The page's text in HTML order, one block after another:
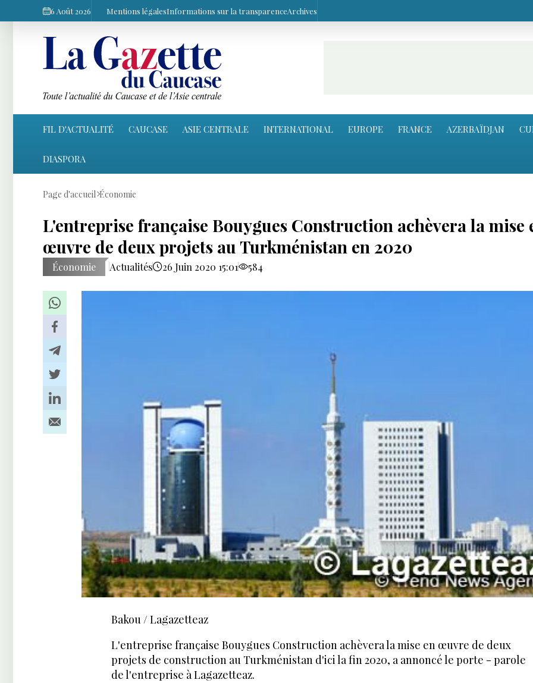
6 Août 2026 Mentions légalesInformations sur la transparenceArchives
FIL D'ACTUALITÉ CAUCASE ASIE CENTRALE INTERNATIONAL EUROPE FRANCE AZERBAÏDJAN
DIASPORA
Page d'accueil Économie
L'entreprise française Bouygues Construction achèvera la mise
œuvre de deux projets au Turkménistan en 2020
Économie Actualités 26 Juin 2020 15:01 584
Bakou / Lagazetteaz
L'entreprise française Bouygues Construction achèvera la mise en œuvre de deux
projets de construction au Turkménistan d'ici la fin 2020, a annoncé le porte - parole
de l'entreprise à Lagazetteaz.